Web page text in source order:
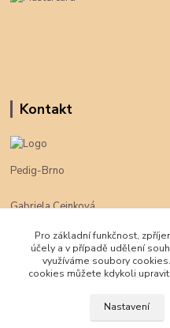
Kontakt
Pedig-Brno
Gabriela Cejnková
klimpe@klimpe.cz
Pro základní funkčnost,
účely a v případě udělení
využíváme soubory
cookies můžete kdykoli
Nastavení